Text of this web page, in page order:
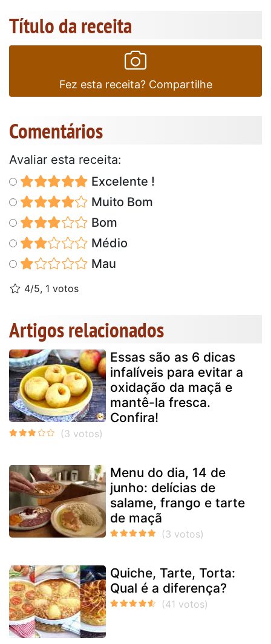
Título da receita
Fez esta receita? Compartilhe
Comentários
Avaliar esta receita:
Excelente !
Muito Bom
Bom
Médio
Mau
4/5, 1 votos
Artigos relacionados
Essas são as 6 dicas
infalíveis para evitar a
oxidação da maçã e
mantê-la fresca.
Confira!
Menu do dia, 14 de
junho: delícias de
salame, frango e tarte
de maçã
Quiche, Tarte, Torta:
Qual é a diferença?